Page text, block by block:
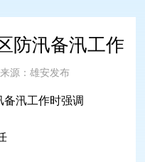
防汛备汛工作
来源： 雄安发布
汛工作时强调